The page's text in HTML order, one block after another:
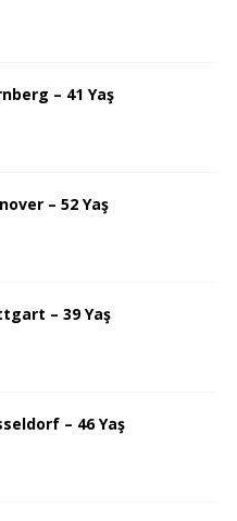
– 41 Yaş
– 52 Yaş
– 39 Yaş
– 46 Yaş